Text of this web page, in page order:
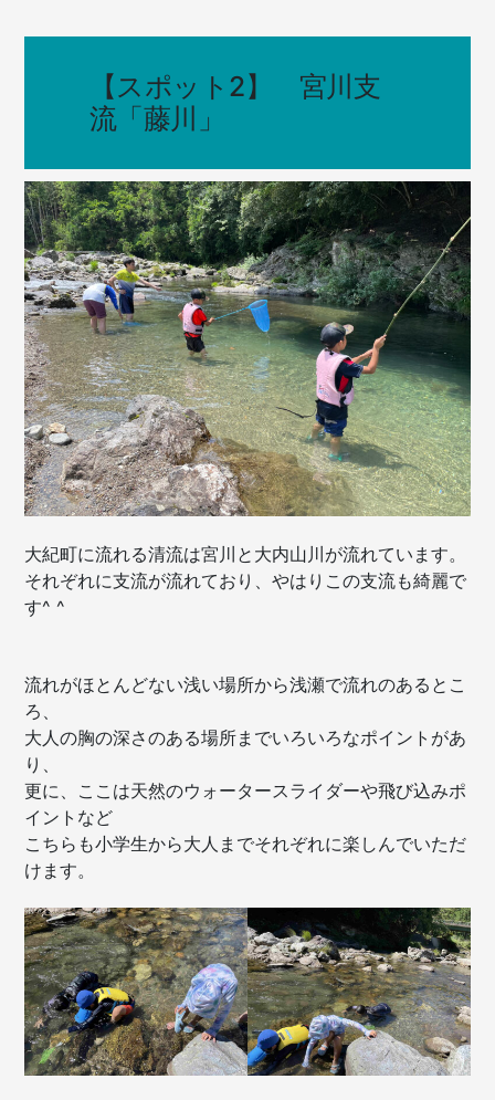
【スポット2】 宮川支
流「藤川」
大紀町に流れる清流は宮川と大内山川が流れています。
それぞれに支流が流れており、やはりこの支流も綺麗で
す^ ^
流れがほとんどない浅い場所から浅瀬で流れのあるとこ
ろ、
大人の胸の深さのある場所までいろいろなポイントがあ
り、
更に、ここは天然のウォータースライダーや飛び込みポ
イントなど
こちらも小学生から大人までそれぞれに楽しんでいただ
けます。